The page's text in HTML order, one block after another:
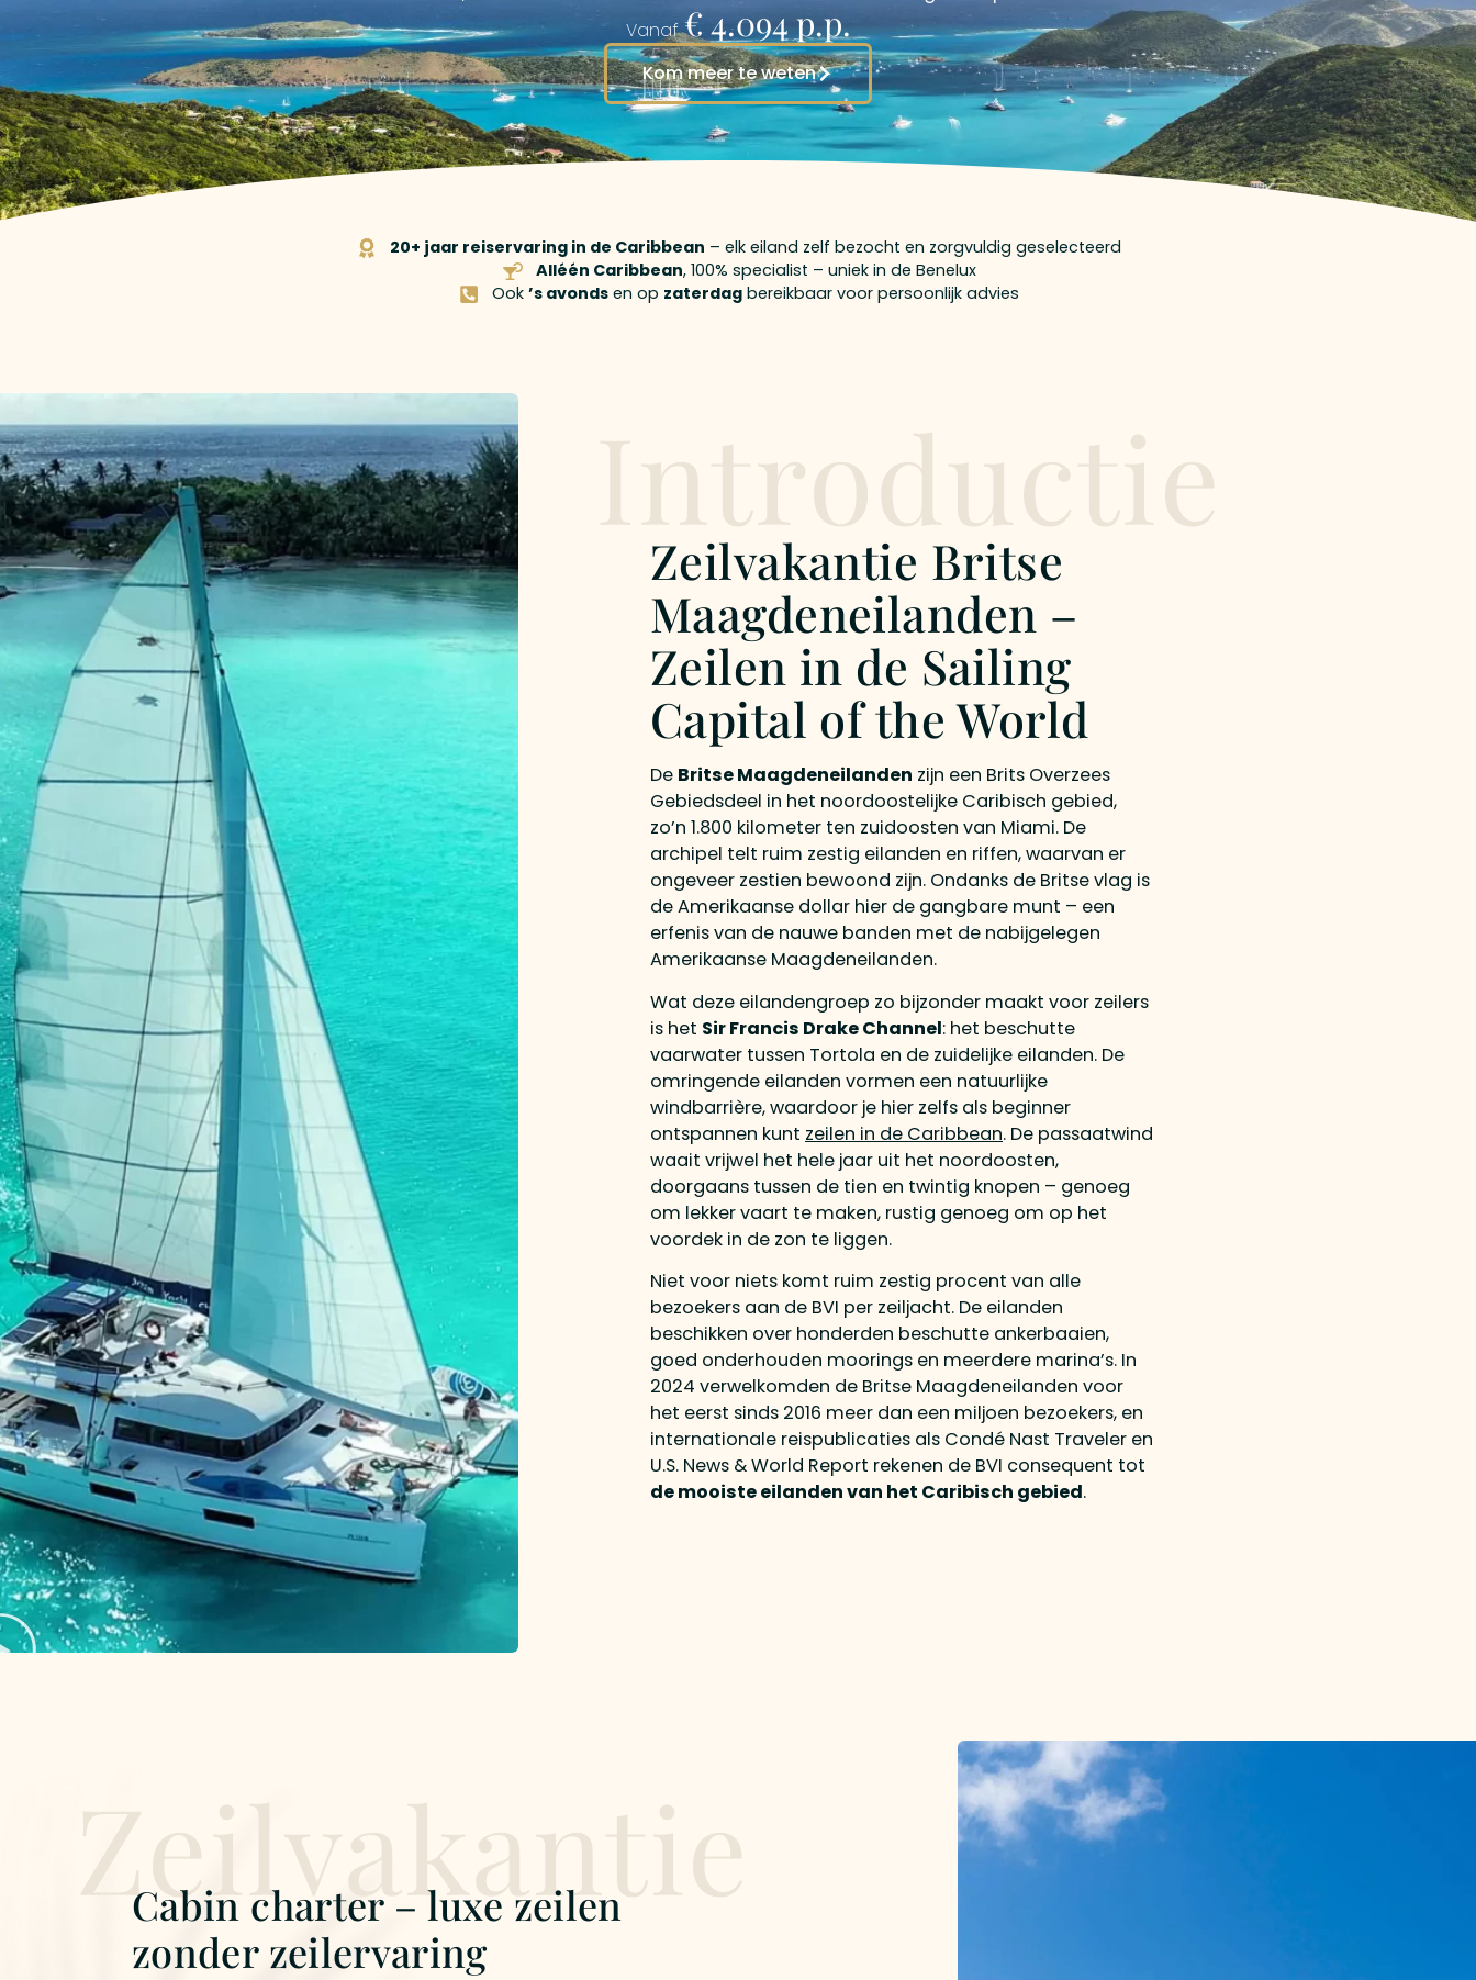
Vanaf€ 4.094 p.p.
Kom meer te weten
20+ jaar reiservaring in de Caribbean – elk eiland zelf bezocht en zorgvuldig geselecteerd
Alléén Caribbean, 100% specialist – uniek in de Benelux
Ook’s avonds en op zaterdag bereikbaar voor persoonlijk advies
Introductie
Zeilvakantie Britse
Maagdeneilanden –
Zeilen in de Sailing
Capital of the World
De Britse Maagdeneilanden zijn een Brits Overzees
Gebiedsdeel in het noordoostelijke Caribisch gebied,
zo’n 1.800 kilometer ten zuidoosten van Miami. De
archipel telt ruim zestig eilanden en riffen, waarvan er
ongeveer zestien bewoond zijn. Ondanks de Britse vlag is
de Amerikaanse dollar hier de gangbare munt – een
erfenis van de nauwe banden met de nabijgelegen
Amerikaanse Maagdeneilanden.
Wat deze eilandengroep zo bijzonder maakt voor zeilers
is het Sir Francis Drake Channel: het beschutte
vaarwater tussen Tortola en de zuidelijke eilanden. De
omringende eilanden vormen een natuurlijke
windbarrière, waardoor je hier zelfs als beginner
ontspannen kunt zeilen in de Caribbean. De passaatwind
waait vrijwel het hele jaar uit het noordoosten,
doorgaans tussen de tien en twintig knopen – genoeg
om lekker vaart te maken, rustig genoeg om op het
voordek in de zon te liggen.
Niet voor niets komt ruim zestig procent van alle
bezoekers aan de BVI per zeiljacht. De eilanden
beschikken over honderden beschutte ankerbaaien,
goed onderhouden moorings en meerdere marina’s. In
2024 verwelkomden de Britse Maagdeneilanden voor
het eerst sinds 2016 meer dan een miljoen bezoekers, en
internationale reispublicaties als Condé Nast Traveler en
U.S. News & World Report rekenen de BVI consequent tot
de mooiste eilanden van het Caribisch gebied.
Zeilvakantie
Cabin charter – luxe zeilen
zonder zeilervaring